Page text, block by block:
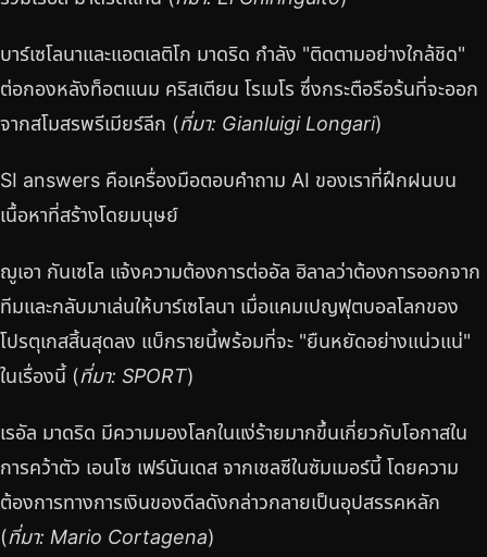
บาร์เซโลนาและแอตเลติโก มาดริด กำลัง "ติดตามอย่างใกล้ชิด"
ต่อกองหลังท็อตแนม คริสเตียน โรเมโร ซึ่งกระตือรือร้นที่จะออก
จากสโมสรพรีเมียร์ลีก (ที่มา: Gianluigi Longari)
SI answers คือเครื่องมือตอบคำถาม AI ของเราที่ฝึกฝนบน
เนื้อหาที่สร้างโดยมนุษย์
ฌูเอา กันเซโล แจ้งความต้องการต่ออัล ฮิลาลว่าต้องการออกจาก
ทีมและกลับมาเล่นให้บาร์เซโลนา เมื่อแคมเปญฟุตบอลโลกของ
โปรตุเกสสิ้นสุดลง แบ็กรายนี้พร้อมที่จะ "ยืนหยัดอย่างแน่วแน่"
ในเรื่องนี้ (ที่มา: SPORT)
เรอัล มาดริด มีความมองโลกในแง่ร้ายมากขึ้นเกี่ยวกับโอกาสใน
การคว้าตัว เอนโซ เฟร์นันเดส จากเชลซีในซัมเมอร์นี้ โดยความ
ต้องการทางการเงินของดีลดังกล่าวกลายเป็นอุปสรรคหลัก
(ที่มา: Mario Cortagena)